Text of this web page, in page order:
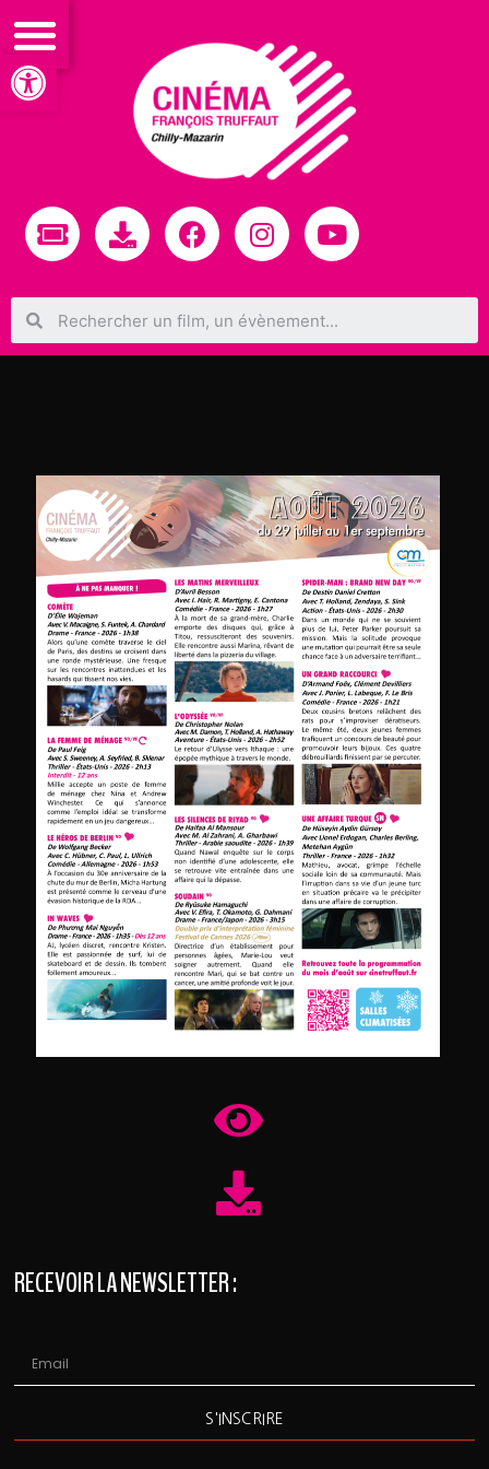
Ouvrir la barre d’outils
RECEVOIR LA NEWSLETTER :
S'INSCRIRE